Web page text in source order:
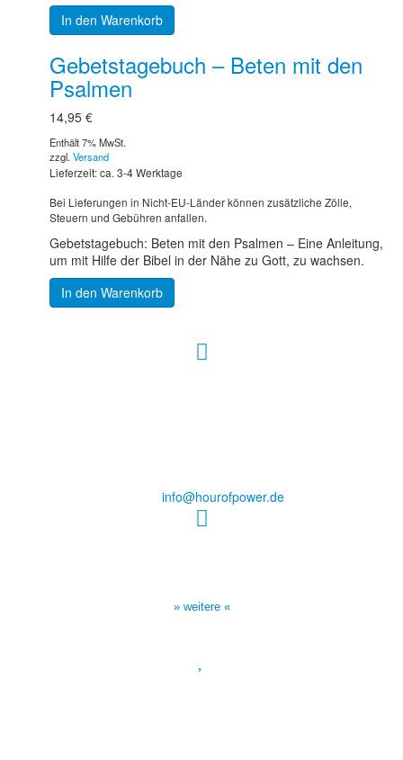
In den Warenkorb
Gebetstagebuch – Beten mit den
Psalmen
14,95 €
Enthält 7% MwSt.
zzgl. Versand
Lieferzeit: ca. 3-4 Werktage
Bei Lieferungen in Nicht-EU-Länder können zusätzliche Zölle,
Steuern und Gebühren anfallen.
Gebetstagebuch: Beten mit den Psalmen – Eine Anleitung,
um mit Hilfe der Bibel in der Nähe zu Gott, zu wachsen.
In den Warenkorb
info@hourofpower.de
» weitere «